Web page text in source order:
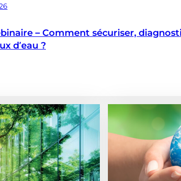
– Comment sécuriser,
d’eau ?